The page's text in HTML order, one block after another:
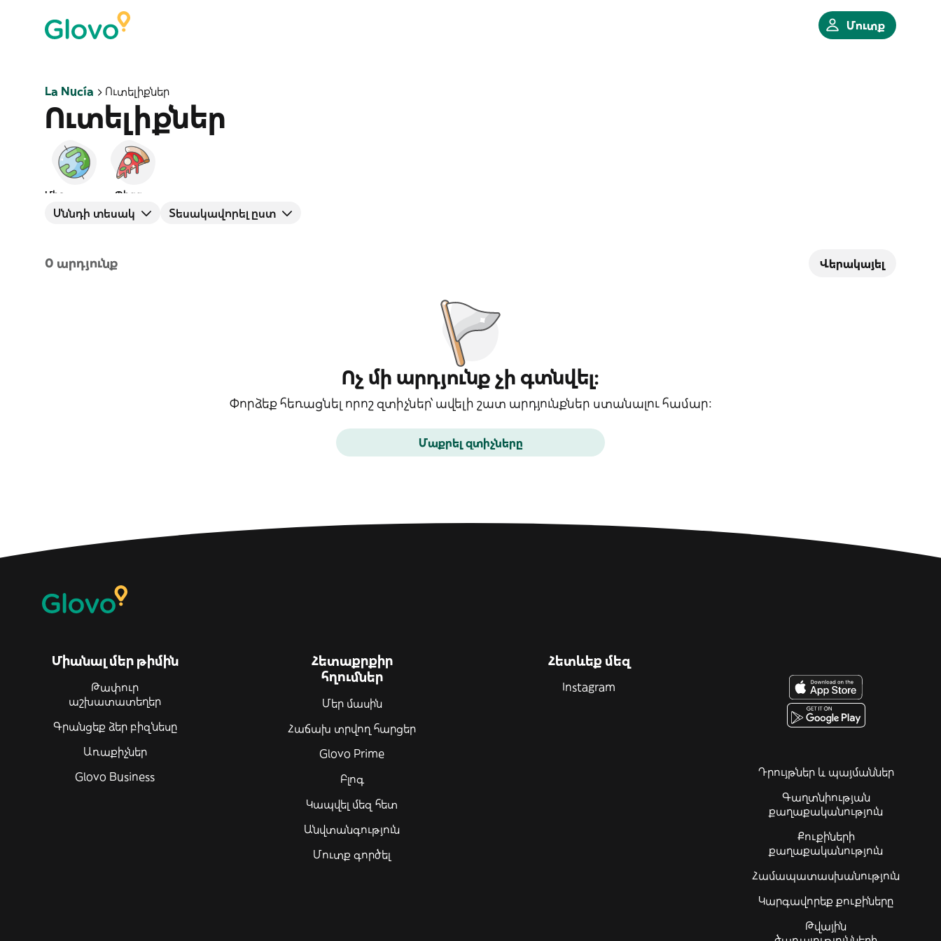
Մուտք
La Nucía Ուտելիքներ
Ուտելիքներ
Պիցցա
Սննդի տեսակ Տեսակավորել ըստ
0 արդյունք Վերակայել
Ոչ մի արդյունք չի գտնվել։
Փորձեք հեռացնել որոշ զտիչներ՝ ավելի շատ արդյունքներ ստանալու համար։
Մաքրել զտիչները
Միանալ մեր թիմին
Թափուր
աշխատատեղեր
Գրանցեք ձեր բիզնեսը
Առաքիչներ
Glovo Business
Հետաքրքիր
հղումներ
Մեր մասին
Հաճախ տրվող հարցեր
Glovo Prime
Բլոգ
Կապվել մեզ հետ
Անվտանգություն
Մուտք գործել
Հետևեք մեզ
Instagram
Դրույթներ և պայմաններ
Գաղտնիության
քաղաքականություն
Քուքիների
քաղաքականություն
Համապատասխանություն
Կարգավորեք քուքիները
Թվային